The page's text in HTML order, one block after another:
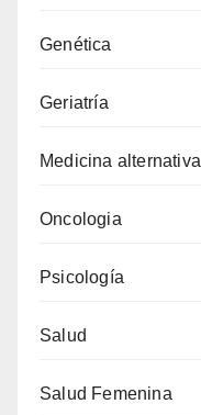
Genética
Geriatría
Medicina alternativa
Oncologia
Psicología
Salud
Salud Femenina